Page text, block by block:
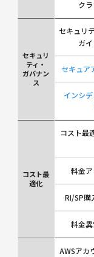
ク
セキュリ
ティ・
ガバナン
ス
セキュリ
ガ
セキュア
インシ
コスト最
適化
コスト最
料金
RI/SP購
料金
AWSアカ